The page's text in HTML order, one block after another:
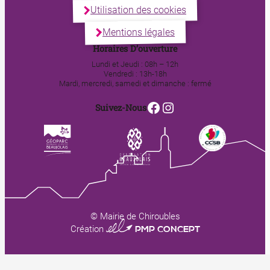
Utilisation des cookies
Mentions légales
Horaires D’ouverture
Lundi et Jeudi : 08h – 12h
Vendredi : 13h-18h
Mardi, mercredi, samedi et dimanche : fermé
Suivez-NousFacebook
Instagram
© Mairie de Chiroubles
Création 0123 PMP CONCEPT